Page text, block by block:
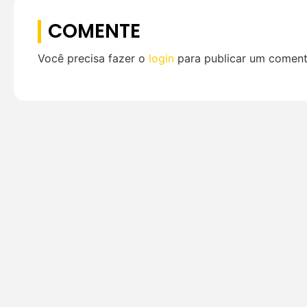
COMENTE
Você precisa fazer o login para publicar um